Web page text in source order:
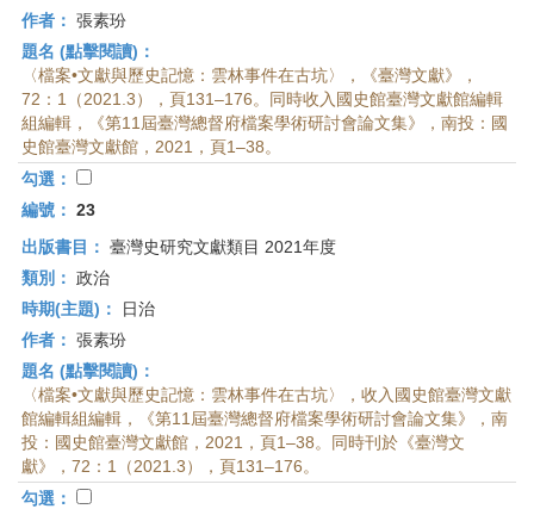
作者： 張素玢
題名 (點擊閱讀)：
〈檔案•文獻與歷史記憶：雲林事件在古坑〉，《臺灣文獻》，
72：1（2021.3），頁131–176。同時收入國史館臺灣文獻館編輯
組編輯，《第11屆臺灣總督府檔案學術研討會論文集》，南投：國
史館臺灣文獻館，2021，頁1–38。
勾選：
編號： 23
出版書目： 臺灣史研究文獻類目 2021年度
類別： 政治
時期(主題)：
日治
作者： 張素玢
題名 (點擊閱讀)：
〈檔案•文獻與歷史記憶：雲林事件在古坑〉，收入國史館臺灣文獻
館編輯組編輯，《第11屆臺灣總督府檔案學術研討會論文集》，南
投：國史館臺灣文獻館，2021，頁1–38。同時刊於《臺灣文
獻》，72：1（2021.3），頁131–176。
勾選：